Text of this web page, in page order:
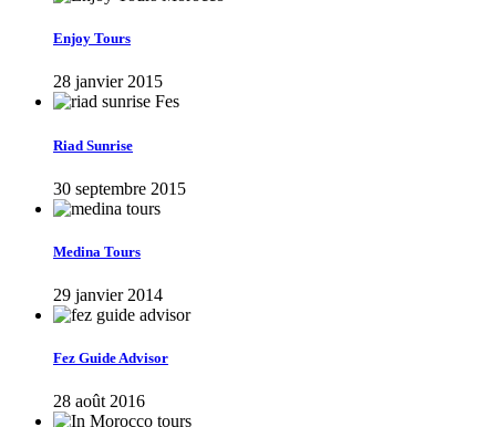
Enjoy Tours
28 janvier 2015
Riad Sunrise
30 septembre 2015
Medina Tours
29 janvier 2014
Fez Guide Advisor
28 août 2016